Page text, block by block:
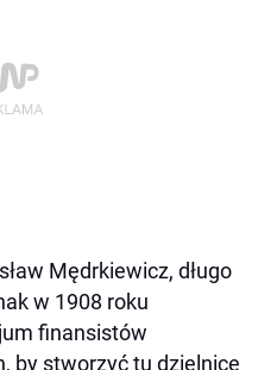
Mędrkiewicz, długo
w 1908 roku
finansistów
by stworzyć tu dzielnicę